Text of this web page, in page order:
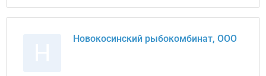
Новокосинский рыбокомбинат, ООО